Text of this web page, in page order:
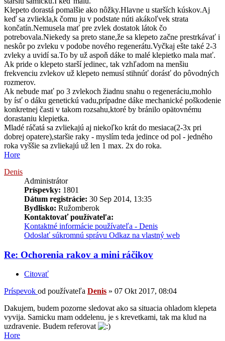
Klepeto dorastá pomalšie ako nôžky.Hlavne u starších kúskov.Aj
keď sa zvliekla,k čomu ju v podstate núti akákoľvek strata
končatín.Nemusela mať pre zvlek dostatok látok čo
potrebovala.Niekedy sa preto stane,že sa klepeto začne prestrkávať i
neskôr po zvleku v podobe nového regenerátu.Vyčkaj ešte také 2-3
zvleky a uvidí sa.To by už aspoň dáke to malé klepietko mala mať.
Ak pride o klepeto starší jedinec, tak vzhľadom na menšiu
frekvenciu zvlekov už klepeto nemusí stihnúť dorásť do pôvodných
rozmerov.
Ak nebude mať po 3 zvlekoch žiadnu snahu o regeneráciu,mohlo
by ísť o dáku genetickú vadu,prípadne dáke mechanické poškodenie
konkretnej časti v takom rozsahu,ktoré by bránilo opätovnému
dorastaniu klepietka.
Mladé ráčatá sa zvliekajú aj niekoľko krát do mesiaca(2-3x pri
dobrej opatere),staršie raky - myslím teda jedince od pol - jedného
roka vyššie sa zvliekajú už len 1 max. 2x do roka.
Hore
Denis
Administrátor
Príspevky: 1801
Dátum registrácie: 30 Sep 2014, 13:35
Bydlisko: Ružomberok
Kontaktovať používateľa:
Kontaktné informácie používateľa - Denis
Odoslať súkromnú správu Odkaz na vlastný web
Re: Ochorenia rakov a mini ráčikov
Citovať
Príspevok od používateľa Denis » 07 Okt 2017, 08:04
Dakujem, budem pozorne sledovat ako sa situacia ohladom klepeta
vyvija. Samicku mam oddelenu, je s krevetkami, tak ma klud na
uzdravenie. Budem referovat
Hore